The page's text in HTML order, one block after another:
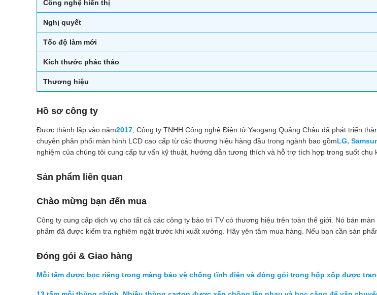
Công nghệ hiển thị
Nghị quyết
Tốc độ làm mới
Kích thước phác thảo
Thương hiệu
Hồ sơ công ty
Được thành lập vào năm2017 , Công ty TNHH Công nghệ Điện tử Yaogang Quảng Châu đã phát triển
chuyên phân phối màn hình LCD cao cấp từ các thương hiệu hàng đầu trong ngành bao gồmLG,
nghiệm của chúng tôi cung cấp tư vấn kỹ thuật, hướng dẫn tương thích và hỗ trợ tích hợp trong suốt chu
Sản phẩm liên quan
Chào mừng bạn đến mua
Công ty cung cấp dịch vụ cho tất cả các công ty bảo trì TV có thương hiệu trên toàn thế giới. Nó bán
phẩm đã được kiểm tra nghiêm ngặt trước khi xuất xưởng. Hãy yên tâm mua hàng. Nếu bạn cần sản
Đóng gói & Giao hàng
Mỗi tấm được bọc riêng trong màng bảo vệ chống tĩnh điện và đóng gói trong hộp xốp được